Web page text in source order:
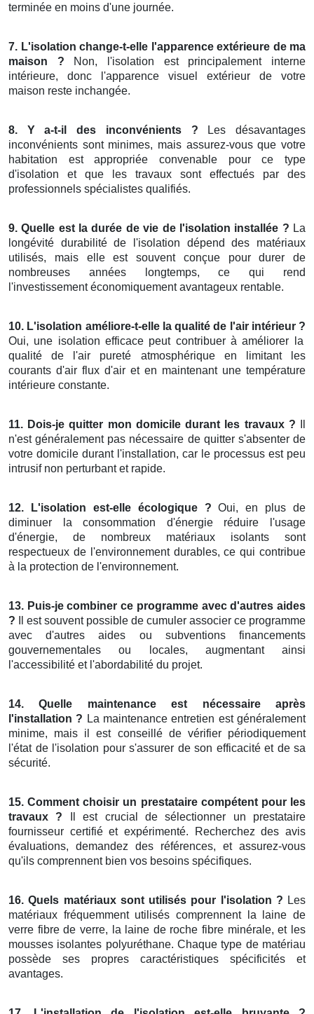
terminée en moins d'une journée.
7. L'isolation change-t-elle l'apparence extérieure de ma
maison ? Non, l'isolation est principalement interne
intérieure, donc l'apparence visuel extérieur de votre
maison reste inchangée.
8. Y a-t-il des inconvénients ? Les désavantages
inconvénients sont minimes, mais assurez-vous que votre
habitation est appropriée convenable pour ce type
d'isolation et que les travaux sont effectués par des
professionnels spécialistes qualifiés.
9. Quelle est la durée de vie de l'isolation installée ? La
longévité durabilité de l'isolation dépend des matériaux
utilisés, mais elle est souvent conçue pour durer de
nombreuses années longtemps, ce qui rend
l'investissement économiquement avantageux rentable.
10. L'isolation améliore-t-elle la qualité de l'air intérieur ?
Oui, une isolation efficace peut contribuer à améliorer la
qualité de l'air pureté atmosphérique en limitant les
courants d'air flux d'air et en maintenant une température
intérieure constante.
11. Dois-je quitter mon domicile durant les travaux ?
n'est généralement pas nécessaire de quitter s'absenter de
votre domicile durant l'installation, car le processus est peu
intrusif non perturbant et rapide.
12. L'isolation est-elle écologique ? Oui, en plus de
diminuer la consommation d'énergie réduire l'usage
d'énergie, de nombreux matériaux isolants sont
respectueux de l'environnement durables, ce qui contribue
à la protection de l'environnement.
13. Puis-je combiner ce programme avec d'autres aides
? Il est souvent possible de cumuler associer ce programme
avec d'autres aides ou subventions financements
gouvernementales ou locales, augmentant ainsi
l'accessibilité et l'abordabilité du projet.
14. Quelle maintenance est nécessaire après
l'installation ? La maintenance entretien est généralement
minime, mais il est conseillé de vérifier périodiquement
l'état de l'isolation pour s'assurer de son efficacité et de sa
sécurité.
15. Comment choisir un prestataire compétent pour les
travaux ? Il est crucial de sélectionner un prestataire
fournisseur certifié et expérimenté. Recherchez des avis
évaluations, demandez des références, et assurez-vous
qu'ils comprennent bien vos besoins spécifiques.
16. Quels matériaux sont utilisés pour l'isolation ? Les
matériaux fréquemment utilisés comprennent la laine de
verre fibre de verre, la laine de roche fibre minérale, et les
mousses isolantes polyuréthane. Chaque type de matériau
possède ses propres caractéristiques spécificités et
avantages.